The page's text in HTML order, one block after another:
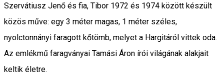
Szervátiusz Jenő és fia, Tibor 1972 és 1974 között készült
közös műve: egy 3 méter magas, 1 méter széles,
nyolctonnányi faragott kőtömb, melyet a Hargitáról vittek oda.
Az emlékmű faragványai Tamási Áron írói világának alakjait
keltik életre.